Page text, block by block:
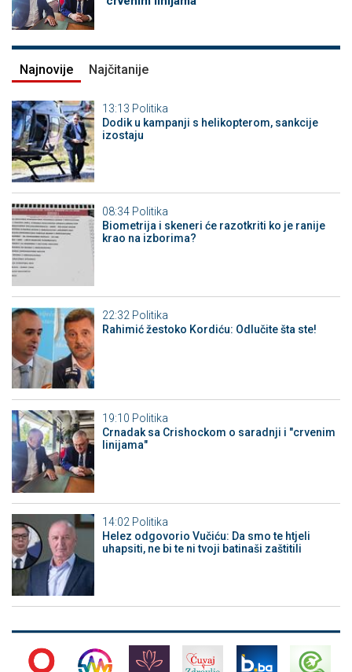
Najnovije Najčitanije
13:13 Politika
Dodik u kampanji s helikopterom, sankcije
izostaju
08:34 Politika
Biometrija i skeneri će razotkriti ko je ranije
krao na izborima?
22:32 Politika
Rahimić žestoko Kordiću: Odlučite šta ste!
19:10 Politika
Crnadak sa Crishockom o saradnji i "crvenim
linijama"
14:02 Politika
Helez odgovorio Vučiću: Da smo te htjeli
uhapsiti, ne bi te ni tvoji batinaši zaštitili